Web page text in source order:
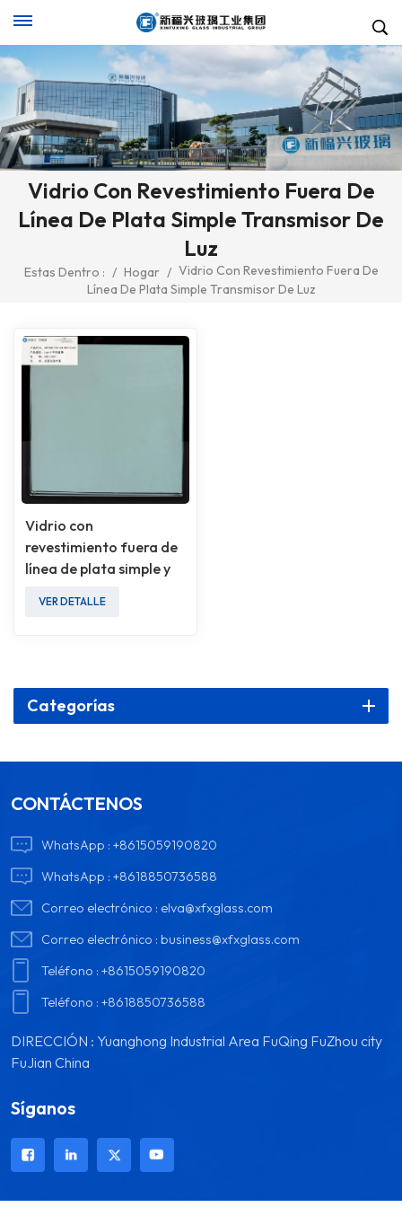
Vidrio Con Revestimiento Fuera De
Línea De Plata Simple Transmisor De
Luz
Estas Dentro : / Hogar / Vidrio Con Revestimiento Fuera De
Línea De Plata Simple Transmisor De Luz
Vidrio con
revestimiento fuera de
línea de plata simple y
VER DETALLE
Categorías
CONTÁCTENOS
WhatsApp :+8615059190820
WhatsApp :+8618850736588
Correo electrónico : elva@xfxglass.com
Correo electrónico :business@xfxglass.com
Teléfono :+8615059190820
Teléfono :+8618850736588
DIRECCIÓN : Yuanghong Industrial Area FuQing FuZhou city
FuJian China
Síganos